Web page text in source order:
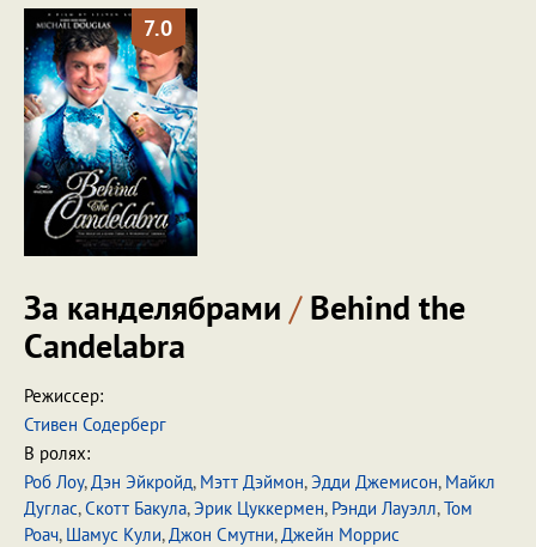
7.0
За канделябрами /Behind the
Candelabra
Режиссер:
Стивен Содерберг
В ролях:
Роб Лоу,Дэн Эйкройд, Мэтт Дэймон,Эдди Джемисон, Майкл
Дуглас,Скотт Бакула,Эрик Цуккермен, Рэнди Лауэлл,Том
Роач, Шамус Кули,Джон Смутни,Джейн Моррис